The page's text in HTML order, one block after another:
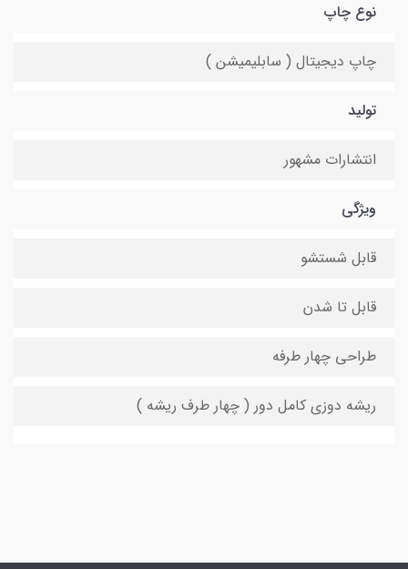
نوع چاپ
چاپ دیجیتال ( سابلیمیشن )
تولید
انتشارات مشهور
ویژگی
قابل شستشو
قابل تا شدن
طراحی چهار طرفه
ریشه دوزی کامل دور ( چهار طرف ریشه )